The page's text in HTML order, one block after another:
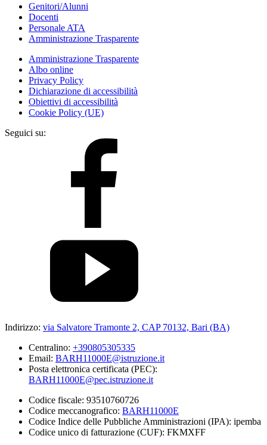
Genitori/Alunni
Docenti
Personale ATA
Amministrazione Trasparente
Amministrazione Trasparente
Albo online
Privacy Policy
Dichiarazione di accessibilità
Obiettivi di accessibilità
Cookie Policy (UE)
Seguici su:
Indirizzo: via Salvatore Tramonte 2, CAP 70132, Bari (BA)
Centralino: +390805305335
Email: BARH11000E@istruzione.it
Posta elettronica certificata (PEC):
BARH11000E@pec.istruzione.it
Codice fiscale: 93510760726
Codice meccanografico: BARH11000E
Codice Indice delle Pubbliche Amministrazioni (IPA): ipemba
Codice unico di fatturazione (CUF): FKMXFF